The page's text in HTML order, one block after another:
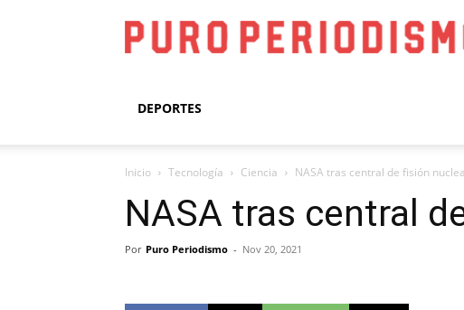
DEPORTES
Inicio Tecnología Ciencia NASA tras central de fisión
NASA tras central
Por Puro Periodismo - Nov 20, 2021